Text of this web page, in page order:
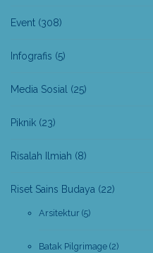
Event (308)
Infografis (5)
Media Sosial (25)
Piknik (23)
Risalah Ilmiah (8)
Riset Sains Budaya (22)
Arsitektur (5)
Batak Pilgrimage (2)